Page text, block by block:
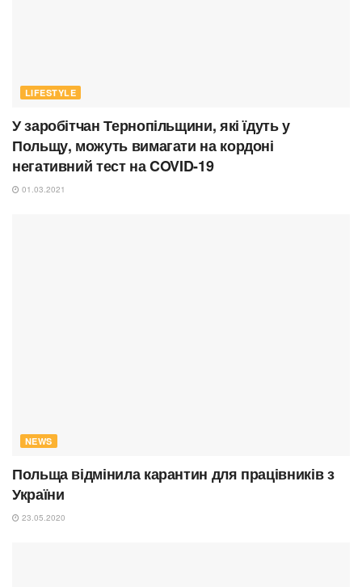
LIFESTYLE
У заробітчан Тернопільщини, які їдуть у
Польщу, можуть вимагати на кордоні
негативний тест на COVID-19
01.03.2021
NEWS
Польща відмінила карантин для працівників з
України
23.05.2020